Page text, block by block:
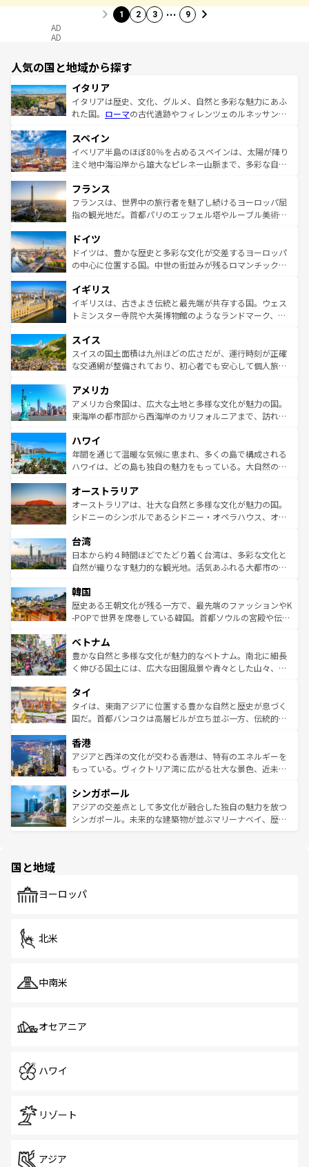
1 2 3 … 9
AD
AD
人気の国と地域から探す
イタリア
イタリアは歴史、文化、グルメ、自然と多彩な魅力にあふ
れた国。 ローマの古代遺跡やフィレンツェのルネッサンス
ろん、トスカーナの美しい田園風景やアマルフィ海岸の絶
景など、自然景観も見逃せない。観光の合間には、本場の
ピザやパスタなど、絶品のイタリア料理を堪能することも
ませてくれるイタリアで、忘れられない旅をしてみよう！
なお、新着のイタリア情報はコンテンツ一覧 を参照してほ
しい。
スペイン
イベリア半島のほぼ80％を占めるスペインは、太陽が降り
注ぐ地中海沿岸から雄大なピレネー山脈まで、多彩な自然
文化が根付くこの国では、情熱的なフラメンコ、熱気あふ
れる闘牛、そして美味しいタパスが生活の一部となってい
る。首都マドリードの洗練された雰囲気や、バルセロナの
の城塞都市、穏やかなビーチリゾートまで多彩な表情を見
せる。地方によって風土や気候が異なるスペインはその個
性で訪れる人を魅了する。 なお、新着のスペイン情報はコ
フランス
フランスは、世界中の旅行者を魅了し続けるヨーロッパ屈
指の観光地だ。首都パリのエッフェル塔やルーブル美術館
で、幅広い魅力が詰まっている。華麗な宮殿、歴史的な大
聖堂、美しいビーチ、そして豊かな自然が、訪れる者を心
から魅了する。また、フランスは美食の国としても知ら
いる。シャンパンの発祥地であるランス、プロヴァンスの
香り高いラベンダー畑など、多彩な楽しみ方が可能だ。さ
らに、パリ以外の地域にも魅力が溢れており、どの街角に
れる地方に足を運ぶとそれぞれで全く異なる文化を体験で
きるだろう。 なお、新着のフランス情報はコンテンツ一覧
を参照してほしい。
ドイツ
ドイツは、豊かな歴史と多彩な文化が交差するヨーロッパ
の中心に位置する国。中世の街並みが残るロマンチック街
顔を持つこの国は、どこを歩いても飽きることがない。ベ
ルリンの文化的活気、バイエルン州のアルプスの絶景、そ
してライン川沿いのワイン畑といった風景は必見。ビール
は、お酒好きな人にはぜひ体験してほしい。 なお、新着の
ドイツ情報はコンテンツ一覧を参照してほしい。
イギリス
イギリスは、古きよき伝統と最先端が共存する国。ウェス
トミンスター寺院や大英博物館のようなランドマーク、歴
リアごとに異なる魅力がある。また、優雅なアフタヌーン
ティー、ビール好きにはたまらない英国パブ、サッカー観
戦など、本場だからこそできる体験も豊富。イギリスを旅
ンツ一覧を参照してほしい。
スイス
スイスの国土面積は九州ほどの広さだが、運行時刻が正確
な交通網が整備されており、初心者でも安心して個人旅行
の建物がそのまま残る町や、スイスならではのユニークな
博物館もあり、アルプス観光だけでなく町歩きも満喫する
ことができる。国民の所得が高いため物価も高いが、旅行
ば市内交通費無料で観光を楽しむこともできる。 なお、新
着のスイス情報はコンテンツ一覧 を参照してほしい。
アメリカ
アメリカ合衆国は、広大な土地と多様な文化が魅力の国。
東海岸の都市部から西海岸のカリフォルニアまで、訪れる
のような巨大都市は、観光、ショッピング、エンターテイ
ンメントが詰まった刺激的なスポットだ。一方、アメリカ
西部には大自然が広がり、グランドキャニオンやイエロー
部のニューオーリンズでは、音楽と美食が融合した独特の
文化が魅力。旅行者はアメリカの各地域で異なる魅力を楽
しみながら、その多様性と豊かな歴史を感じることができ
ならではの贅沢な旅のスタイルだ。 なお、新着のアメリカ
情報はコンテンツ一覧を参照してほしい。
ハワイ
年間を通じて温暖な気候に恵まれ、多くの島で構成される
ハワイは、どの島も独自の魅力をもっている。大自然の神
ワイ島は見逃せない。また、定番の観光地といえばオアフ
島だが、静かな自然を求めるならマウイ島やカウアイ島が
おすすめ。エメラルドグリーンに輝く海をはじめ、豊かな
れるおもてなしの心で訪れる人々を迎えてくれるハワイの
人々、おいしいローカルフードやハワイアンミュージッ
ク、伝統的なフラダンスなど、すべてがハワイの魅力を彩
ワイを、存分に味わってほしい。 なお、新着のハワイ情報
はコンテンツ一覧を参照してほしい。
オーストラリア
オーストラリアは、壮大な自然と多様な文化が魅力の国。
シドニーのシンボルであるシドニー・オペラハウス、オー
リアリーフや大陸中央部にそびえるウルル（エアーズロッ
ク）、タスマニアの美しい原生林やケアンズの熱帯雨林な
ど、見どころがたくさん。また、カフェやワイン、オージ
いる。アクティビティも充実しており、サーフィンやダイ
ビング、ハイキングなど、アウトドア好きにはたまらな
い。オーストラリアの多彩な魅力を存分に味わいつくそ
参照してほしい。
台湾
日本から約４時間ほどでたどり着く台湾は、多彩な文化と
自然が織りなす魅力的な観光地。活気あふれる大都市の台
ン）、静ひつな山岳地帯である台湾東部など、都市の喧騒
と山間の静けさが共存しており、訪れる人に新しい発見と
驚きをもたらしてくれる。また、奥深い台湾の食文化も魅
容にもいいと評判のスイーツなど、バラエティ豊かな料理
が味わえる。 なお、新着の台湾情報は コンテンツ一覧を参
照してほしい。
韓国
歴史ある王朝文化が残る一方で、最先端のファッションやK
-POPで世界を席巻している韓国。首都ソウルの宮殿や伝統
き、地方に足を延ばせば四季折々の自然美を楽しむことが
できる。そして、キムチや焼肉、絶品のストリートフード
まで、さまざまな韓国料理が待っている。夜には、韓国な
リティに包まれながら、韓国の多彩な魅力を心ゆくまで味
わってみてほしい。 なお、新着の韓国情報はコンテンツ一
覧を参照してほしい。
ベトナム
豊かな自然と多様な文化が魅力的なベトナム。南北に細長
く伸びる国土には、広大な田園風景や青々とした山々、世
急速な発展と共に伝統が息づく。ハノイの古い町並みやホ
ーチミン市のフランス統治時代の建物も、独特の雰囲気を
醸し出している。また、バラエティの豊かさとおいしさで
とつ。フォーやバインミー、ベトナムコーヒーなどは、ぜ
ひ現地で味わいたい。どの地域を訪れてもあたたかい人々
が旅行者を迎えてくれるので、きっと忘れられない旅にな
参照してほしい。
タイ
タイは、東南アジアに位置する豊かな自然と歴史が息づく
国だ。首都バンコクは高層ビルが立ち並ぶ一方、伝統的な
の活気が交差している。北部ではチェンマイなどの山岳地
帯で自然と触れ合い、南部ではプーケットやクラビの美し
いビーチでリゾート気分を楽しむことができる。タイ料理
激する。気候は一年中温暖で、どの季節にも異なる楽しみ
が待っている。親しみやすいタイの人々、仏教を中心とし
た文化、そして多様な観光資源が、訪れる旅人を魅了し続
香港
アジアと西洋の文化が交わる香港は、特有のエネルギーを
もっている。ヴィクトリア湾に広がる壮大な景色、近未来
み、どこを訪れても感動するはず。観光スポットが密集し
ており、効率よく見どころを回れるのも魅力。息をのむよ
うな絶景から文化的な体験まで、香港を存分に楽しみ尽く
シンガポール
アジアの交差点として多文化が融合した独自の魅力を放つ
シンガポール。未来的な建築物が並ぶマリーナベイ、歴史
で、ホーカーズは地元の風情を楽しめる外せないスポット
国と地域
ヨーロッパ
北米
中南米
オセアニア
ハワイ
リゾート
アジア